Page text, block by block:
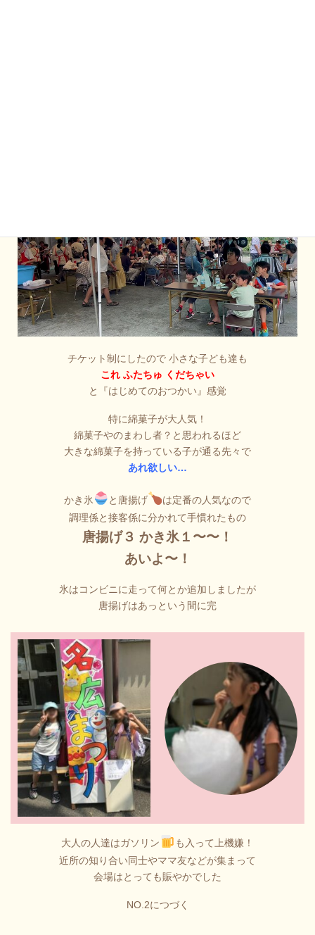
チケット制にしたので 小さな子ども達も
これ ふたちゅ くだちゃい
と『はじめてのおつかい』感覚
特に綿菓子が大人気！
綿菓子やのまわし者？と思われるほど
大きな綿菓子を持っている子が通る先々で
あれ欲しい…
かき氷 と唐揚げ
は定番の人気なので
調理係と接客係に分かれて手慣れたもの
唐揚げ３ かき氷１〜〜！
あいよ〜！
氷はコンビニに走って何とか追加しましたが
唐揚げはあっという間に完
大人の人達はガソリン
も入って上機嫌！
近所の知り合い同士やママ友などが集まって
会場はとっても賑やかでした
NO.2につづく